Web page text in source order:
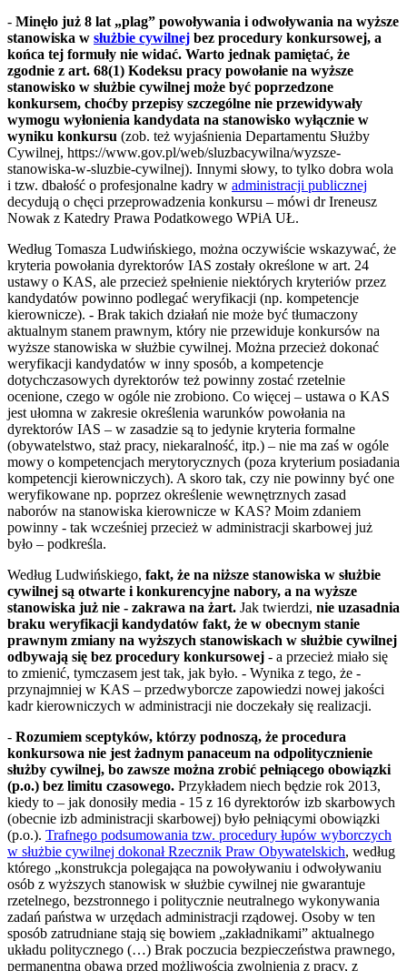
- Minęło już 8 lat „plag” powoływania i odwoływania na wyższe
stanowiska w służbie cywilnej bez procedury konkursowej, a
końca tej formuły nie widać. Warto jednak pamiętać, że
zgodnie z art. 68(1) Kodeksu pracy powołanie na wyższe
stanowisko w służbie cywilnej może być poprzedzone
konkursem, choćby przepisy szczególne nie przewidywały
wymogu wyłonienia kandydata na stanowisko wyłącznie w
wyniku konkursu (zob. też wyjaśnienia Departamentu Służby
Cywilnej, https://www.gov.pl/web/sluzbacywilna/wyzsze-
stanowiska-w-sluzbie-cywilnej). Innymi słowy, to tylko dobra wola
i tzw. dbałość o profesjonalne kadry w administracji publicznej
decydują o chęci przeprowadzenia konkursu – mówi dr Ireneusz
Nowak z Katedry Prawa Podatkowego WPiA UŁ.
Według Tomasza Ludwińskiego, można oczywiście wskazywać, że
kryteria powołania dyrektorów IAS zostały określone w art. 24
ustawy o KAS, ale przecież spełnienie niektórych kryteriów przez
kandydatów powinno podlegać weryfikacji (np. kompetencje
kierownicze). - Brak takich działań nie może być tłumaczony
aktualnym stanem prawnym, który nie przewiduje konkursów na
wyższe stanowiska w służbie cywilnej. Można przecież dokonać
weryfikacji kandydatów w inny sposób, a kompetencje
dotychczasowych dyrektorów też powinny zostać rzetelnie
ocenione, czego w ogóle nie zrobiono. Co więcej – ustawa o KAS
jest ułomna w zakresie określenia warunków powołania na
dyrektorów IAS – w zasadzie są to jedynie kryteria formalne
(obywatelstwo, staż pracy, niekaralność, itp.) – nie ma zaś w ogóle
mowy o kompetencjach merytorycznych (poza kryterium posiadania
kompetencji kierowniczych). A skoro tak, czy nie powinny być one
weryfikowane np. poprzez określenie wewnętrznych zasad
naborów na stanowiska kierownicze w KAS? Moim zdaniem
powinny - tak wcześniej przecież w administracji skarbowej już
było – podkreśla.
Według Ludwińskiego, fakt, że na niższe stanowiska w służbie
cywilnej są otwarte i konkurencyjne nabory, a na wyższe
stanowiska już nie - zakrawa na żart. Jak twierdzi, nie uzasadnia
braku weryfikacji kandydatów fakt, że w obecnym stanie
prawnym zmiany na wyższych stanowiskach w służbie cywilnej
odbywają się bez procedury konkursowej - a przecież miało się
to zmienić, tymczasem jest tak, jak było. - Wynika z tego, że -
przynajmniej w KAS – przedwyborcze zapowiedzi nowej jakości
kadr kierowniczych w administracji nie doczekały się realizacji.
- Rozumiem sceptyków, którzy podnoszą, że procedura
konkursowa nie jest żadnym panaceum na odpolitycznienie
służby cywilnej, bo zawsze można zrobić pełniącego obowiązki
(p.o.) bez limitu czasowego. Przykładem niech będzie rok 2013,
kiedy to – jak donosiły media - 15 z 16 dyrektorów izb skarbowych
(obecnie izb administracji skarbowej) było pełniącymi obowiązki
(p.o.). Trafnego podsumowania tzw. procedury łupów wyborczych
w służbie cywilnej dokonał Rzecznik Praw Obywatelskich, według
którego „konstrukcja polegająca na powoływaniu i odwoływaniu
osób z wyższych stanowisk w służbie cywilnej nie gwarantuje
rzetelnego, bezstronnego i politycznie neutralnego wykonywania
zadań państwa w urzędach administracji rządowej. Osoby w ten
sposób zatrudniane stają się bowiem „zakładnikami” aktualnego
układu politycznego (…) Brak poczucia bezpieczeństwa prawnego,
permanentna obawa przed możliwością zwolnienia z pracy, z